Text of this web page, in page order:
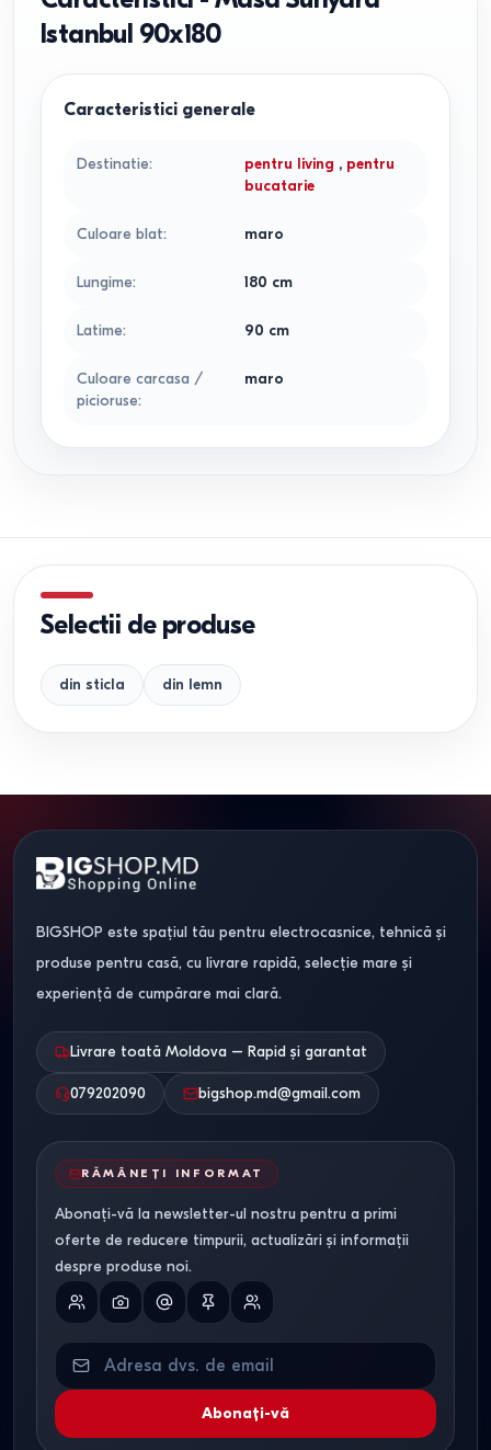
Istanbul 90x180
Caracteristici generale
Destinatie: pentru living , pentru
bucatarie
Culoare blat: maro
Lungime: 180 cm
Latime: 90 cm
Culoare carcasa /
picioruse:
maro
Selectii de produse
din sticla din lemn
BIGSHOP este spațiul tău pentru electrocasnice, tehnică și
produse pentru casă, cu livrare rapidă, selecție mare și
experiență de cumpărare mai clară.
Livrare toată Moldova – Rapid și garantat
079202090 bigshop.md@gmail.com
RĂMÂNEȚI INFORMAT
Abonați-vă la newsletter-ul nostru pentru a primi
oferte de reducere timpurii, actualizări și informații
despre produse noi.
Abonați-vă